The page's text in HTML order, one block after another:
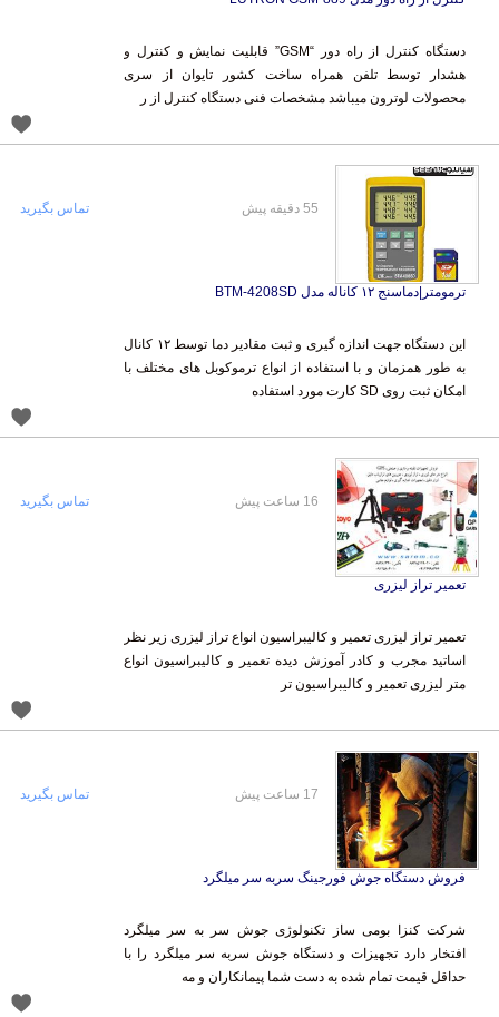
دستگاه کنترل از راه دور “GSM” قابلیت نمایش و کنترل و
هشدار توسط تلفن همراه ساخت کشور تایوان از سری
محصولات لوترون میباشد مشخصات فنی دستگاه کنترل از ر
ترمومتر|دماسنج ۱۲ کاناله مدل BTM-4208SD
این دستگاه جهت اندازه گیری و ثبت مقادیر دما توسط ۱۲ کانال
به طور همزمان و با استفاده از انواع ترموکوبل های مختلف با
امکان ثبت روی SD کارت مورد استفاده
55 دقیقه پیش تماس بگیرید
تعمیر تراز لیزری
تعمیر تراز لیزری تعمیر و کالیبراسیون انواع تراز لیزری زیر نظر
اساتید مجرب و کادر آموزش دیده تعمیر و کالیبراسیون انواع
متر لیزری تعمیر و کالیبراسیون تر
16 ساعت پیش تماس بگیرید
فروش دستگاه جوش فورجینگ سربه سر میلگرد
شرکت کنزا بومی ساز تکنولوژی جوش سر به سر میلگرد
افتخار دارد تجهیزات و دستگاه جوش سربه سر میلگرد را با
حداقل قیمت تمام شده به دست شما پیمانکاران و مه
17 ساعت پیش تماس بگیرید